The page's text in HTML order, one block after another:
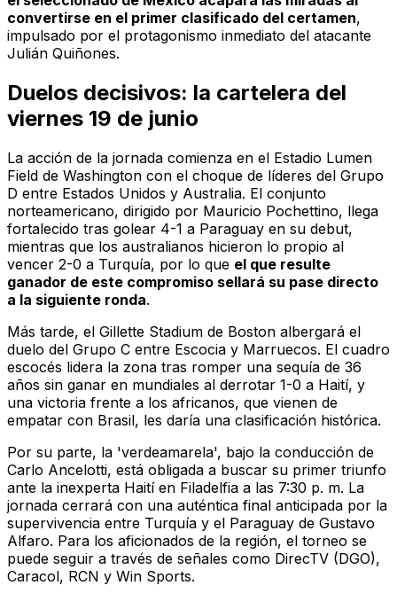
convertirse en el primer clasificado del certamen,
impulsado por el protagonismo inmediato del atacante
Julián Quiñones.
Duelos decisivos: la cartelera del
viernes 19 de junio
La acción de la jornada comienza en el Estadio Lumen
Field de Washington con el choque de líderes del Grupo
D entre Estados Unidos y Australia. El conjunto
norteamericano, dirigido por Mauricio Pochettino, llega
fortalecido tras golear 4-1 a Paraguay en su debut,
mientras que los australianos hicieron lo propio al
vencer 2-0 a Turquía, por lo que el que resulte
ganador de este compromiso sellará su pase directo
a la siguiente ronda.
Más tarde, el Gillette Stadium de Boston albergará el
duelo del Grupo C entre Escocia y Marruecos. El cuadro
escocés lidera la zona tras romper una sequía de 36
años sin ganar en mundiales al derrotar 1-0 a Haití, y
una victoria frente a los africanos, que vienen de
empatar con Brasil, les daría una clasificación histórica.
Por su parte, la 'verdeamarela', bajo la conducción de
Carlo Ancelotti, está obligada a buscar su primer triunfo
ante la inexperta Haití en Filadelfia a las 7:30 p. m. La
jornada cerrará con una auténtica final anticipada por la
supervivencia entre Turquía y el Paraguay de Gustavo
Alfaro. Para los aficionados de la región, el torneo se
puede seguir a través de señales como DirecTV (DGO),
Caracol, RCN y Win Sports.